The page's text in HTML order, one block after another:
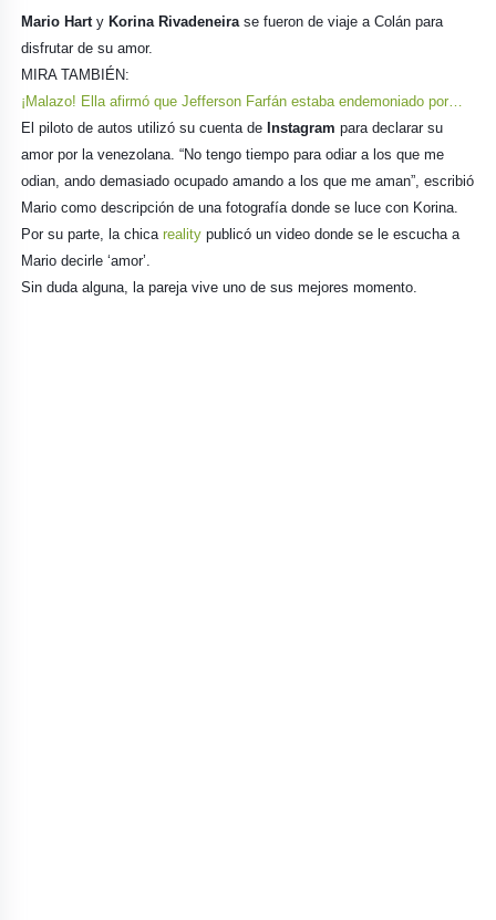
Mario Hart yKorina Rivadeneira se fueron de viaje a Colán para
disfrutar de su amor.
MIRA TAMBIÉN:
¡Malazo! Ella afirmó que Jefferson Farfán estaba endemoniado por…
El piloto de autos utilizó su cuenta deInstagram para declarar su
amor por la venezolana. “No tengo tiempo para odiar a los que me
odian, ando demasiado ocupado amando a los que me aman”, escribió
Mario como descripción de una fotografía donde se luce con Korina.
Por su parte, la chicareality publicó un video donde se le escucha a
Mario decirle ‘amor’.
Sin duda alguna, la pareja vive uno de sus mejores momento.